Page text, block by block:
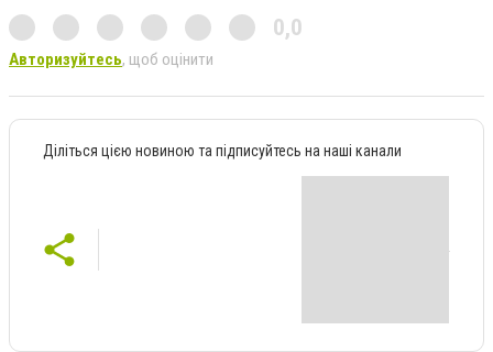
0,0
Авторизуйтесь, щоб оцінити
Діліться цією новиною та підписуйтесь на наші канали